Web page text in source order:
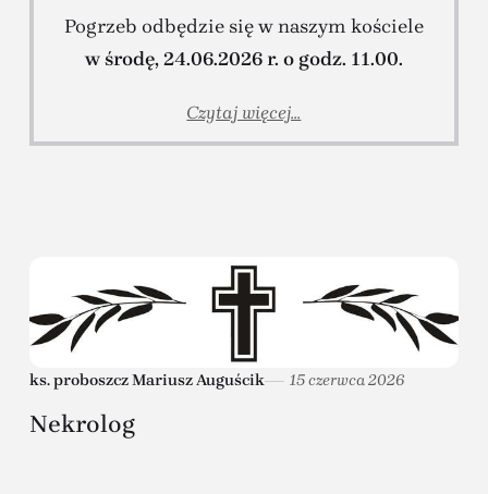
Pogrzeb odbędzie się w naszym kościele
w środę, 24.06.2026 r. o godz. 11.00.
Czytaj więcej...
ks. proboszcz Mariusz Auguścik 15 czerwca 2026
Nekrolog